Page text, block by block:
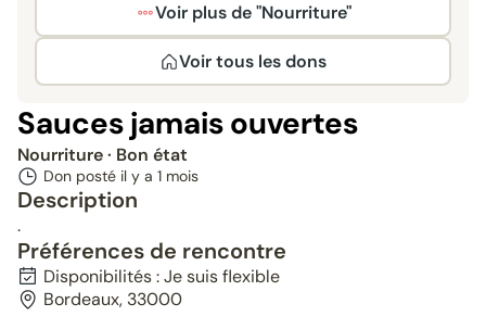
Voir plus de "Nourriture"
Voir tous les dons
Sauces jamais ouvertes
Nourriture· Bon état
Don posté il y a 1 mois
Description
.
Préférences de rencontre
Disponibilités : Je suis flexible
Bordeaux, 33000